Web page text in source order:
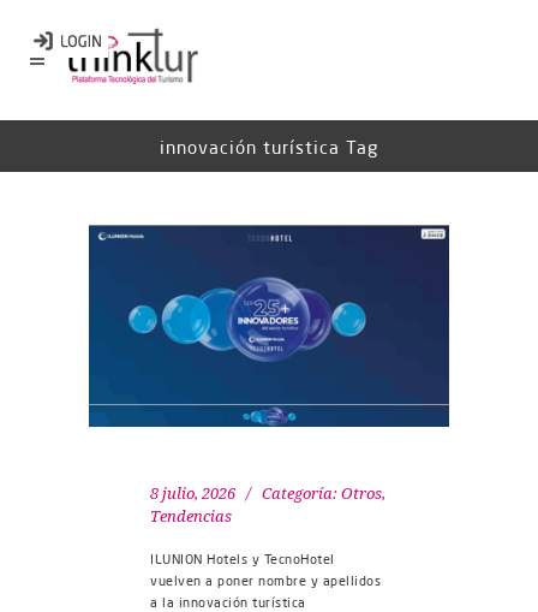
innovación turística Tag
8 julio, 2026 Categoría: Otros,
Tendencias
ILUNION Hotels y TecnoHotel
vuelven a poner nombre y apellidos
a la innovación turística